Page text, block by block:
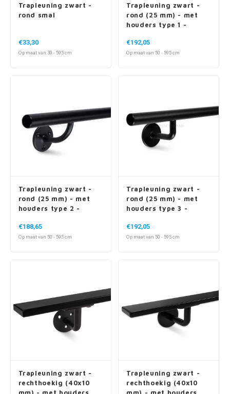
Trapleuning zwart -
rond smal
€33,30
Op maat van 30 - 595 cm
Trapleuning zwart -
rond (25 mm) - met
houders type 1 -
€192,05
Op maat van 50 - 595 cm
Trapleuning zwart -
rond (25 mm) - met
houders type 2 -
€188,65
Op maat van 50 - 595 cm
Trapleuning zwart -
rond (25 mm) - met
houders type 3 -
€192,05
Op maat van 50 - 595 cm
Trapleuning zwart -
rechthoekig (40x10
mm) - met houders
Trapleuning zwart -
rechthoekig (40x10
mm) - met houders